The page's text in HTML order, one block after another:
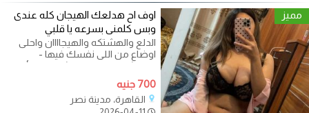
مميز
اوف اح هدلعك الهيجان كله عندى
وبس كلمنى بسرعه يا قلبي
الدلع والهشتكه والهيجاااان واحلى
اوضاع من اللى نفسك فيها -
الريليشن والمتعة والشقلبة والأوضاع
700 جنيه
القاهرة، مدينة نصر